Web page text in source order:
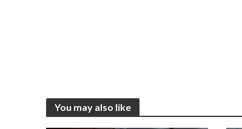
You may also like